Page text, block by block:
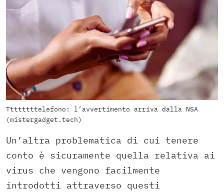
Ttttttttelefono: l’avvertimento arriva dalla NSA
(mistergadget.tech)
Un’altra problematica di cui tenere
conto è sicuramente quella relativa ai
virus che vengono facilmente
introdotti attraverso questi